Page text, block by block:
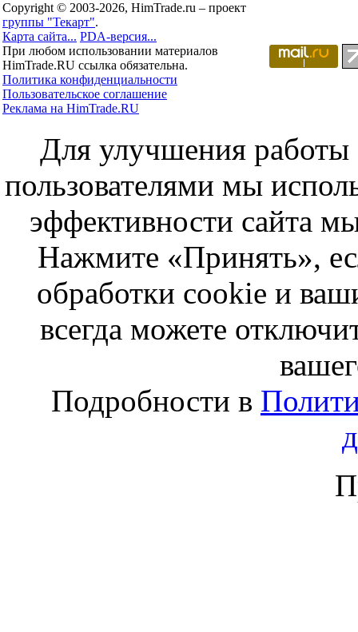
Copyright © 2003-2026, HimTrade.ru – проект
группы "Текарт".
Карта сайта... PDA-версия...
При любом использовании материалов
HimTrade.RU ссылка обязательна.
Политика конфиденциальности
Пользовательское соглашение
Реклама на HimTrade.RU
Для улучшения работы
пользователями мы
эффективности сайта
Нажмите «Принять»,
обработки cookie и
всегда можете
Подробности в